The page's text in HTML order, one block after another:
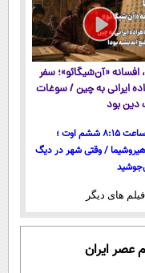
افسانه «آن‌شیگائو»؛ سفر
ایرانی به چین / سوغات
دین بود
ساعت ۸:۱۵ ششم اوت ؛
هیروشیما / وقتی شهر در دیگ
فیلم های دیگر
عصر ایران